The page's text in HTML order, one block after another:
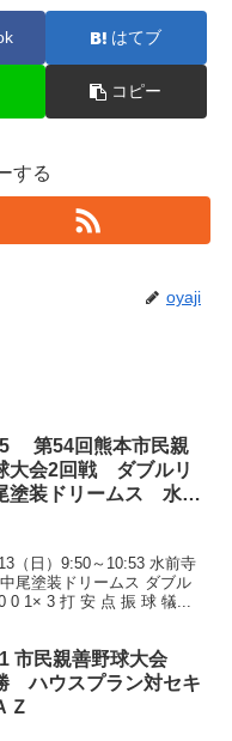
はてブ
コピー
する
oyaji
第54回熊本市民親
大会2回戦 ダブルリ
塗装ドリームス 水前
（日）9:50～10:53 水前寺
尾塗装ドリームス ダブル
0 1× 3 打 安 点 振 球 犠...
市民親善野球大会
ハウスプラン対セキ
Ｚ